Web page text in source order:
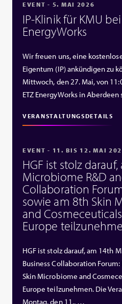
EVENT - 5. MAI 2026
IP‑Klinik für KMU
EnergyWorks
Wir freuen uns, eine
Eigentum (IP) ankündigen zu
Mittwoch, den 27. Mai, von
ETZ EnergyWorks in
VERANSTALTUNGSDETAILS
EVENT - 11. BIS 12. MAI
HGF ist stolz
Microbiome R&D
Collaboration
sowie am 8th Skin
and
Europe
HGF ist stolz darauf, am 14th
Business Collaboration
Skin Microbiome and
Europe teilzunehmen. Die
Montag, den 11., …